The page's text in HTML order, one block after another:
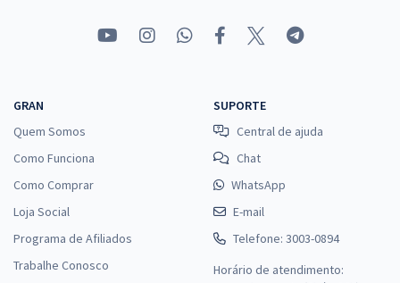
GRAN
Quem Somos
Como Funciona
Como Comprar
Loja Social
Programa de Afiliados
Trabalhe Conosco
SUPORTE
Central de ajuda
Chat
WhatsApp
E-mail
Telefone: 3003-0894
Horário de atendimento: